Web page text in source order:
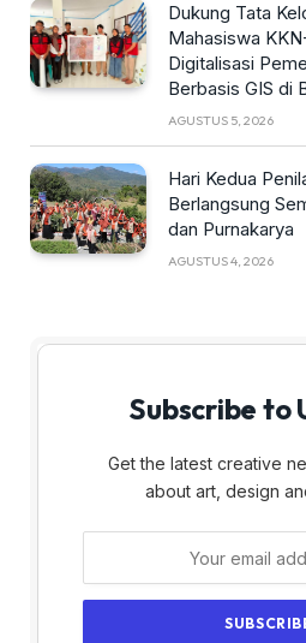
Dukung Tata
Mahasiswa
Digitalisasi
Berbasis GIS di
AGUSTUS 5, 2026
Hari Kedua
Berlangsung
dan Purnakarya
AGUSTUS 4, 2026
Subscribe to
Get the latest creative
about art, design